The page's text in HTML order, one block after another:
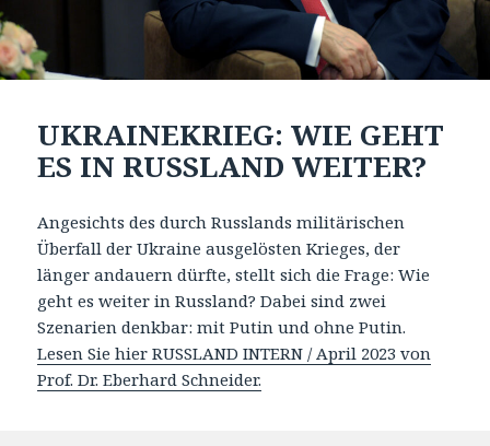
UKRAINEKRIEG: WIE GEHT
ES IN RUSSLAND WEITER?
Angesichts des durch Russlands militärischen
Überfall der Ukraine ausgelösten Krieges, der
länger andauern dürfte, stellt sich die Frage: Wie
geht es weiter in Russland? Dabei sind zwei
Szenarien denkbar: mit Putin und ohne Putin.
Lesen Sie hier RUSSLAND INTERN / April 2023 von
Prof. Dr. Eberhard Schneider.